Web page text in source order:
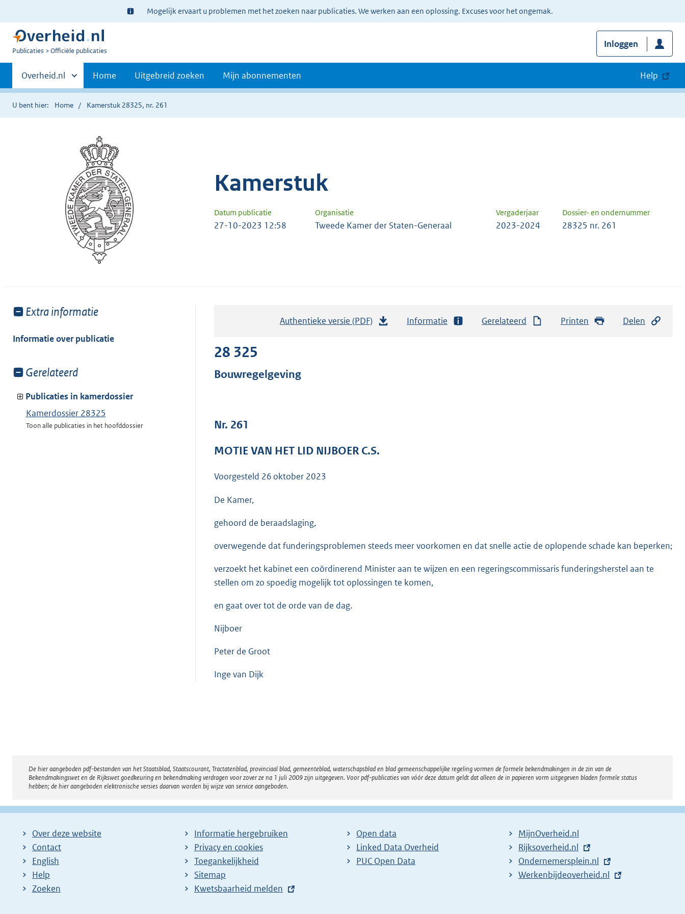
Ter
informatie:
Mogelijk ervaart u problemen met het zoeken naar publicaties. We werken aan een oplossing. Excuses voor het ongemak.
U
Publicaties Officiële publicaties
Inloggen
Primaire
navigatie
Andere
sites
binnen
Overheid.nl Home Uitgebreid zoeken Mijn abonnementen Help
U bent hier: Home Kamerstuk 28325, nr. 261
Kamerstuk
Datum publicatie Organisatie Vergaderjaar Dossier- en ondernummer
27-10-2023 12:58 Tweede Kamer der Staten-Generaal 2023-2024 28325 nr. 261
Toon
van:
Extra informatie
Informatie over publicatie
Toon
van:
Gerelateerd
Publicaties in kamerdossier
Kamerdossier 28325
Toon alle publicaties in het hoofddossier
Authentieke versie (PDF)
r
3
K
b
Informatie Gerelateerd Printen Delen
28 325
Bouwregelgeving
Nr. 261
MOTIE VAN HET LID NIJBOER C.S.
Voorgesteld 26 oktober 2023
De Kamer,
gehoord de beraadslaging,
overwegende dat funderingsproblemen steeds meer voorkomen en dat snelle actie de oplopende schade kan beperken;
verzoekt het kabinet een coördinerend Minister aan te wijzen en een regeringscommissaris funderingsherstel aan te
stellen om zo spoedig mogelijk tot oplossingen te komen,
en gaat over tot de orde van de dag.
Nijboer
Peter de Groot
Inge van Dijk
Disclaimer
De hier aangeboden pdf-bestanden van het Staatsblad, Staatscourant, Tractatenblad, provinciaal blad, gemeenteblad, waterschapsblad en blad gemeenschappelijke regeling vormen de formele bekendmakingen in de zin van de
Bekendmakingswet en de Rijkswet goedkeuring en bekendmaking verdragen voor zover ze na 1 juli 2009 zijn uitgegeven. Voor pdf-publicaties van vóór deze datum geldt dat alleen de in papieren vorm uitgegeven bladen formele status
hebben; de hier aangeboden elektronische versies daarvan worden bij wijze van service aangeboden.
Over deze website
Contact
English
Help
Zoeken
Informatie hergebruiken
Privacy en cookies
Toegankelijkheid
Sitemap
E
Kwetsbaarheid melden
Open data
Linked Data Overheid
PUC Open Data
MijnOverheid.nl
E
x
t
Rijksoverheid.nl
E
x
Ondernemersplein.nl
E
Werkenbijdeoverheid.nl